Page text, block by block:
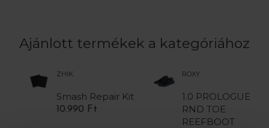
Ajánlott termékek a kategóriához
Repair Kit
1.0 PROLOGUE
1MM
BO